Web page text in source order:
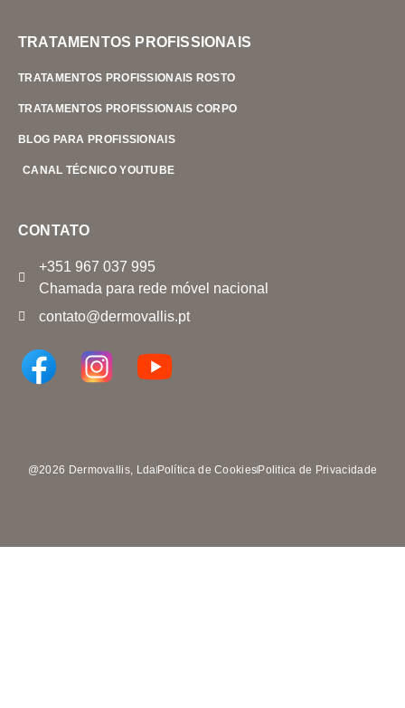
TRATAMENTOS PROFISSIONAIS
TRATAMENTOS PROFISSIONAIS ROSTO
TRATAMENTOS PROFISSIONAIS CORPO
BLOG PARA PROFISSIONAIS
CANAL TÉCNICO YOUTUBE
CONTATO
+351 967 037 995
Chamada para rede móvel nacional
contato@dermovallis.pt
@2026 Dermovallis, LdaPolítica de CookiesPolitica de Privacidade